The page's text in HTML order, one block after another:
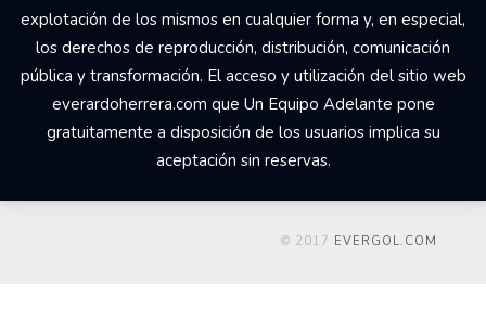
explotación de los mismos en cualquier forma y, en especial,
los derechos de reproducción, distribución, comunicación
pública y transformación. El acceso y utilización del sitio web
everardoherrera.com que Un Equipo Adelante pone
gratuitamente a disposición de los usuarios implica su
aceptación sin reservas.
© 2017 EVERGOL.COM